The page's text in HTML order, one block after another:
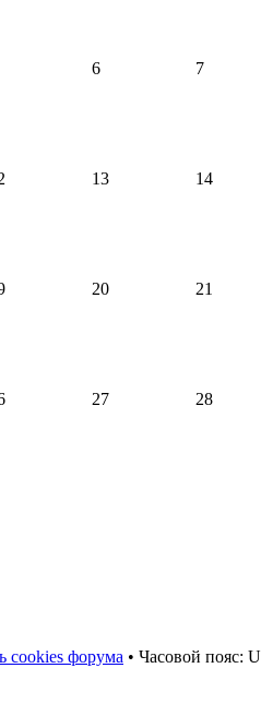
6 7
13 14
20 21
27 28
cookies форума • Часовой пояс: